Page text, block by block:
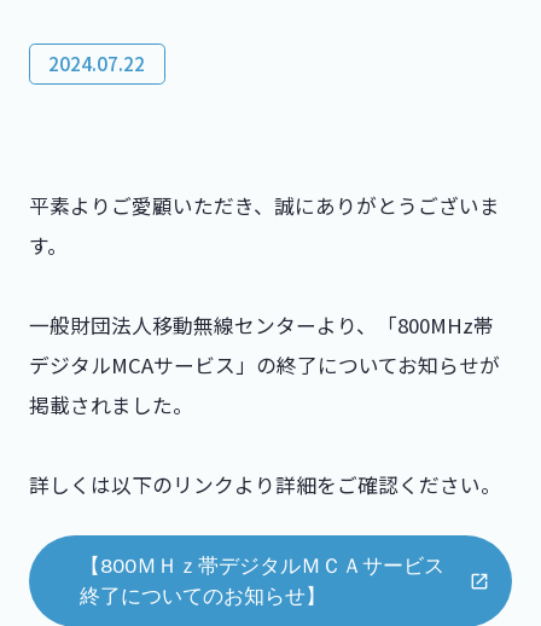
2024.07.22
平素よりご愛顧いただき、誠にありがとうございま
す。
一般財団法人移動無線センターより、「800MHz帯
デジタルMCAサービス」の終了についてお知らせが
掲載されました。
詳しくは以下のリンクより詳細をご確認ください。
【800ＭＨｚ帯デジタルＭＣＡサービス
終了についてのお知らせ】